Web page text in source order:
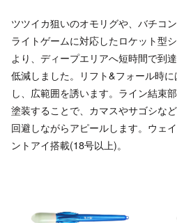
ツツイカ狙いのオモリグや、バチコ
ライトゲームに対応したロケット型
より、ディープエリアへ短時間で到
低減しました。リフト&フォール時
し、広範囲を誘います。ライン結束
塗装することで、カマスやサゴシな
回避しながらアピールします。ウェ
ントアイ搭載(18号以上)。